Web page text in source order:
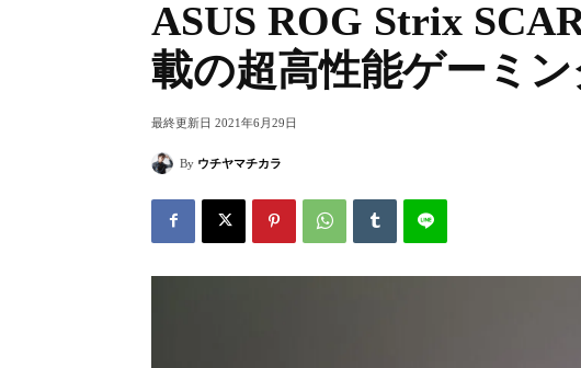
ASUS ROG Strix
載の超高性能ゲーミ
最終更新日 2021年6月29日
By ウチヤマチカラ